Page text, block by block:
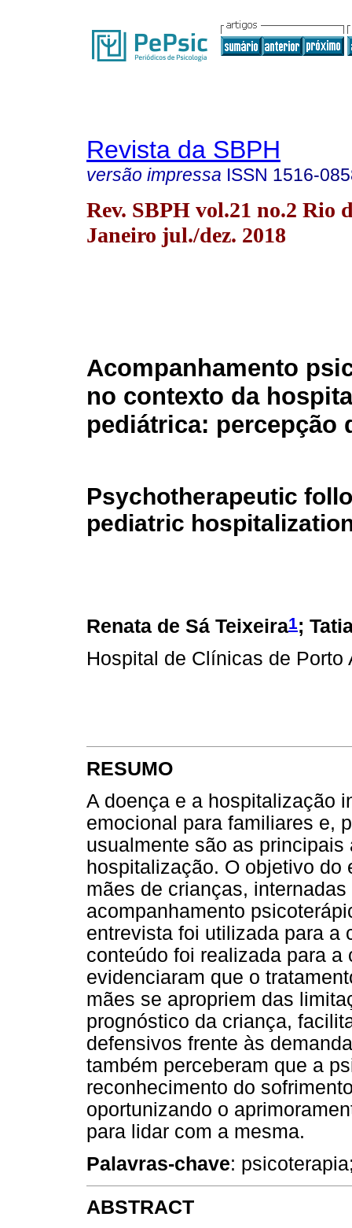
Revista da SBPH
versão impressa ISSN 1516-
Rev. SBPH vol.21 no.2 Rio
Janeiro jul./dez. 2018
Acompanhamento
no contexto da
pediátrica: percepção
Psychotherapeutic
pediatric
Renata de Sá Teixeira1;
Hospital de Clínicas de Porto
RESUMO
A doença e a hospitalização
emocional para familiares e,
usualmente são as
hospitalização. O objetivo do
mães de crianças,
acompanhamento
entrevista foi utilizada para a
conteúdo foi realizada para
evidenciaram que o
mães se apropriem das
prognóstico da criança,
defensivos frente às
também perceberam que a
reconhecimento do
oportunizando o
para lidar com a mesma.
Palavras-chave:
ABSTRACT